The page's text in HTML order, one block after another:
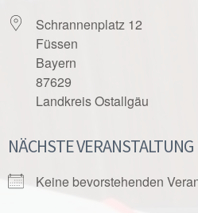
Schrannenplatz 12
Füssen
Bayern
87629
Landkreis Ostallgäu
NÄCHSTE VERANSTALTUNG
Keine bevorstehenden